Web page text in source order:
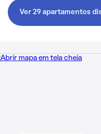
Ver 29 apartamentos